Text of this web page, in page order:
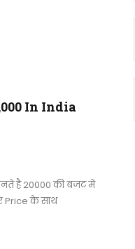
In India
है 20000 की बजट में
Price के साथ